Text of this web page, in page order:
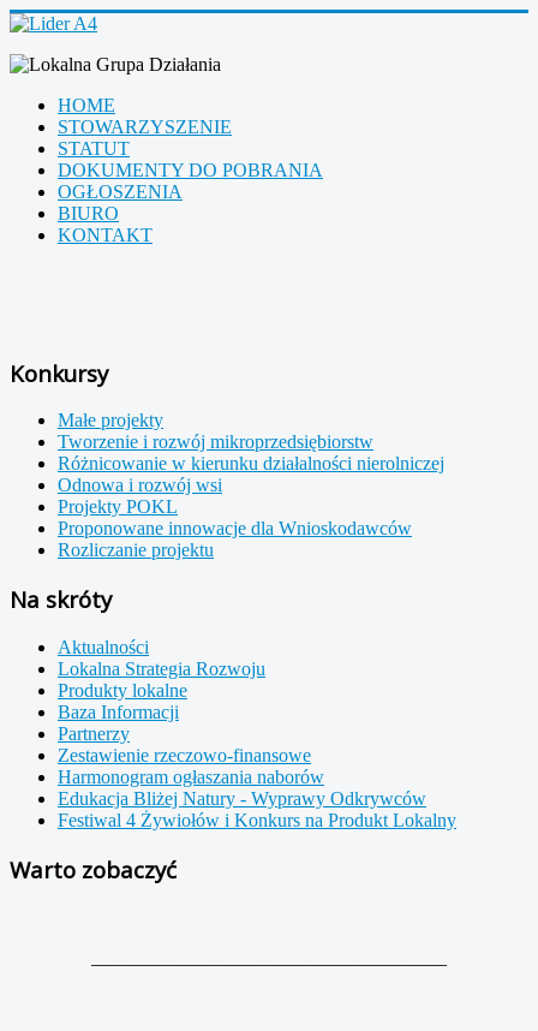
HOME
STOWARZYSZENIE
STATUT
DOKUMENTY DO POBRANIA
OGŁOSZENIA
BIURO
KONTAKT
Konkursy
Małe projekty
Tworzenie i rozwój mikroprzedsiębiorstw
Różnicowanie w kierunku działalności nierolniczej
Odnowa i rozwój wsi
Projekty POKL
Proponowane innowacje dla Wnioskodawców
Rozliczanie projektu
Na skróty
Aktualności
Lokalna Strategia Rozwoju
Produkty lokalne
Baza Informacji
Partnerzy
Zestawienie rzeczowo-finansowe
Harmonogram ogłaszania naborów
Edukacja Bliżej Natury - Wyprawy Odkrywców
Festiwal 4 Żywiołów i Konkurs na Produkt Lokalny
Warto zobaczyć